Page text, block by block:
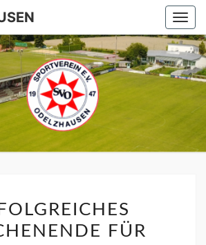
SV
FÜR